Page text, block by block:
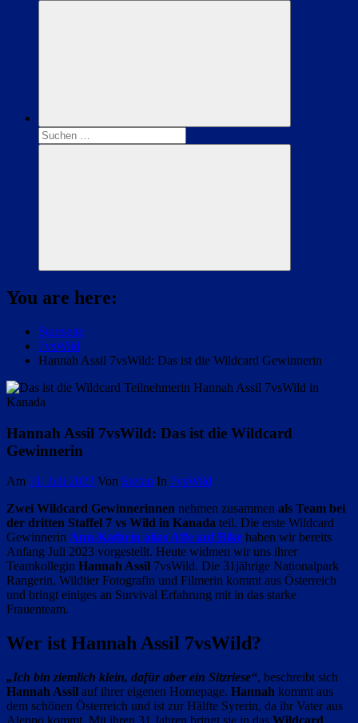
Suchen
nach:
Suchen
You are here:
Startseite
7vsWild
Hannah Assil 7vsWild: Das ist die Wildcard Gewinnerin
Hannah Assil 7vsWild: Das ist die Wildcard
Gewinnerin
Am 31. Juli 2023 Von Stefan In 7vsWild
Zwei Wildcard Gewinnerinnen nehmen zusammen als Team bei
der dritten Staffel 7 vs Wild in Kanada teil. Die erste Wildcard
Gewinnerin Ann-Kathrin alias Affe auf Bike haben wir bereits
Anfang Juli 2023 vorgestellt. Heute widmen wir uns ihrer
Teamkollegin Hannah Assil 7vsWild. Die 31jährige Nationalpark
Rangerin, Wildtier Fotografin und Filmerin kommt aus Österreich
und bringt einiges an Survival Erfahrung mit in das starke
Frauenteam.
Wer ist Hannah Assil 7vsWild?
„Ich bin ziemlich klein, dafür aber ein Sitzriese“, beschreibt sich
Hannah Assil auf ihrer eigenen Homepage. Hannah kommt aus
dem schönen Österreich und ist zur Hälfte Syrerin, da ihr Vater aus
Aleppo kommt. Mit ihren 31 Jahren bringt sie in das Wildcard